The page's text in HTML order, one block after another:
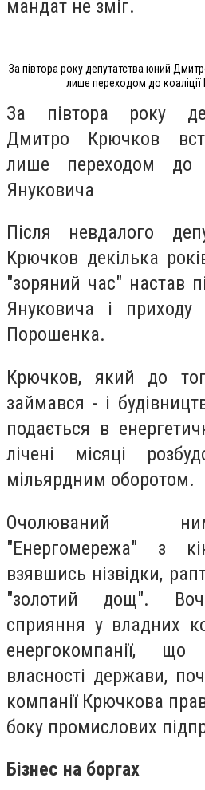
мандат не зміг.
За півтора року депутатства юний
лише переходом до коаліції
За півтора року
Дмитро Крючков
лише переходом до
Януковича
Після невдалого
Крючков декілька
"зоряний час" настав
Януковича і
Порошенка.
Крючков, який до
займався - і
подається в
лічені місяці
мільярдним оборотом.
Очолюваний
"Енергомережа" з
взявшись нізвідки,
"золотий дощ".
сприяння у владних
енергокомпанії,
власності держави,
компанії Крючкова
боку промислових
Бізнес на боргах